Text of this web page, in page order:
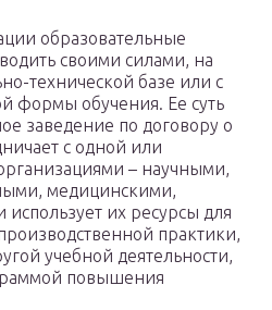
образовательные
своими силами, на
технической базе или с
формы обучения. Ее суть
заведение по договору о
с одной или
– научными,
медицинскими,
их ресурсы для
практики,
учебной деятельности,
повышения